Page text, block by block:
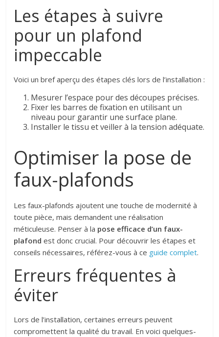
Les étapes à suivre
pour un plafond
impeccable
Voici un bref aperçu des étapes clés lors de l’installation :
Mesurer l’espace pour des découpes précises.
Fixer les barres de fixation en utilisant un
niveau pour garantir une surface plane.
Installer le tissu et veiller à la tension adéquate.
Optimiser la pose de
faux-plafonds
Les faux-plafonds ajoutent une touche de modernité à
toute pièce, mais demandent une réalisation
méticuleuse. Penser à la pose efficace d’un faux-
plafond est donc crucial. Pour découvrir les étapes et
conseils nécessaires, référez-vous à ce guide complet.
Erreurs fréquentes à
éviter
Lors de l’installation, certaines erreurs peuvent
compromettent la qualité du travail. En voici quelques-